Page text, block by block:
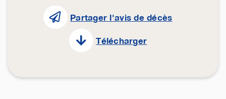
Partager l'avis de décès
Télécharger